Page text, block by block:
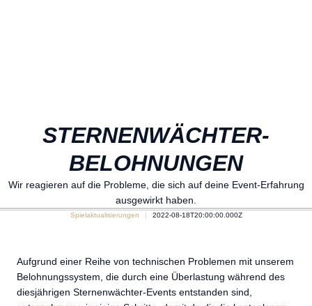
STERNENWÄCHTER-
BELOHNUNGEN
Wir reagieren auf die Probleme, die sich auf deine Event-Erfahrung
ausgewirkt haben.
Spielaktualisierungen 2022-08-18T20:00:00.000Z
Aufgrund einer Reihe von technischen Problemen mit unserem
Belohnungssystem, die durch eine Überlastung während des
diesjährigen Sternenwächter-Events entstanden sind,